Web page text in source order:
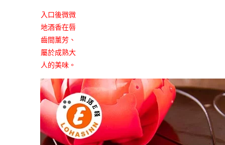
入口後微微
地酒香在唇
齒間薰芳、
屬於成熟大
人的美味。